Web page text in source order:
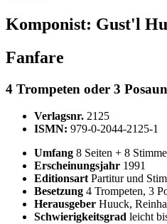
Komponist: Gust'l
Fanfare
4 Trompeten oder 3
Verlagsnr. 2125
ISMN: 979-0-2044-2125-1
Umfang 8 Seiten + 8
Erscheinungsjahr 1991
EditionsartPartitur und
Besetzung 4 Trompeten, 3
Herausgeber Huuck,
Schwierigkeitsgrad leicht